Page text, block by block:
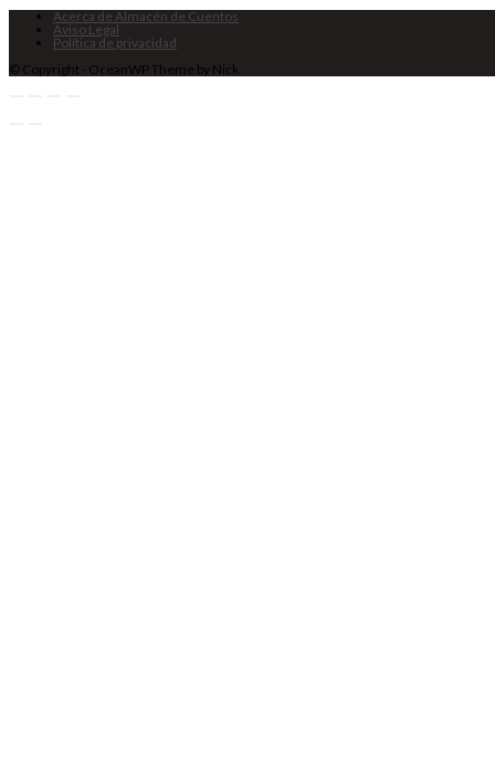
Acerca de Almacén de Cuentos
Aviso Legal
Política de privacidad
© Copyright - OceanWP Theme by Nick